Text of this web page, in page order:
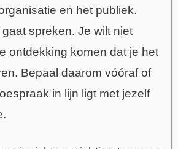
en het publiek.
spreken. Je wilt niet
ontdekking komen dat je het
Bepaal daarom vóóraf of
in lijn ligt met jezelf